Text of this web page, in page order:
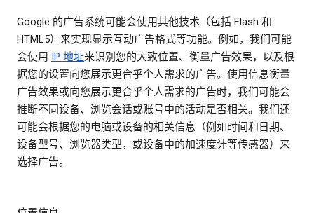
Google 的广告系统可能会使用其他技术（包括 Flash 和
HTML5）来实现显示互动广告格式等功能。例如，我们可能
会使用 IP 地址来识别您的大致位置、衡量广告效果，以及根
据您的设置向您展示更合乎个人需求的广告。使用信息衡量
广告效果或向您展示更合乎个人需求的广告时，我们可能会
推断不同设备、浏览会话或账号中的活动是否相关。我们还
可能会根据您的电脑或设备的相关信息（例如时间和日期、
设备型号、浏览器类型，或设备中的加速度计等传感器）来
选择广告。